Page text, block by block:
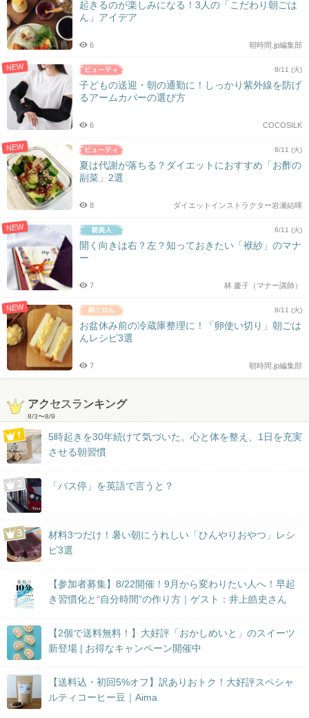
起きるのが楽しみになる！3人の「こだわり朝ごは
ん」アイデア
朝時間.jp編集部
6
NEW 8/11 (火)
子どもの送迎・朝の通勤に！しっかり紫外線を防げ
るアームカバーの選び方
COCOSILK
6
NEW 8/11 (火)
夏は代謝が落ちる？ダイエットにおすすめ「お酢の
副菜」2選
ダイエットインストラクター岩瀬結暉
8
NEW 8/11 (火)
開く向きは右？左？知っておきたい「袱紗」のマナ
ー
林 慶子（マナー講師）
7
NEW 8/11 (火)
お盆休み前の冷蔵庫整理に！「卵使い切り」朝ごは
んレシピ3選
朝時間.jp編集部
7
アクセスランキング
8/3〜8/9
5時起きを30年続けて気づいた。心と体を整え、1日を充実
させる朝習慣
「バス停」を英語で言うと？
材料3つだけ！暑い朝にうれしい「ひんやりおやつ」レシ
ピ3選
【参加者募集】8/22開催！9月から変わりたい人へ！早起
き習慣化と“自分時間”の作り方｜ゲスト：井上皓史さん
【2個で送料無料！】大好評「おかしめいと」のスイーツ
新登場 | お得なキャンペーン開催中
【送料込・初回5%オフ】訳ありおトク！大好評スペシャ
ルティコーヒー豆｜Aima